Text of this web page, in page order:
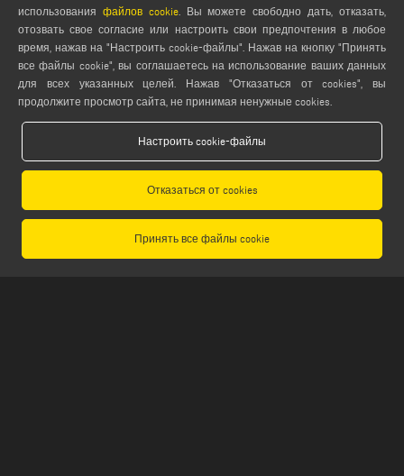
Webmail
service@emmegi.com
webmaster@emmegi.com
info@emmegi.com
НАЙТИ НАС НА
использования файлов cookie. Вы можете свободно дать, отказать,
отозвать свое согласие или настроить свои предпочтения в любое
время, нажав на "Настроить cookie-файлы". Нажав на кнопку "Принять
все файлы cookie", вы соглашаетесь на использование ваших данных
для всех указанных целей. Нажав "Отказаться от cookies", вы
продолжите просмотр сайта, не принимая ненужные cookies.
Настроить cookie-файлы
Отказаться от cookies
Принять все файлы cookie